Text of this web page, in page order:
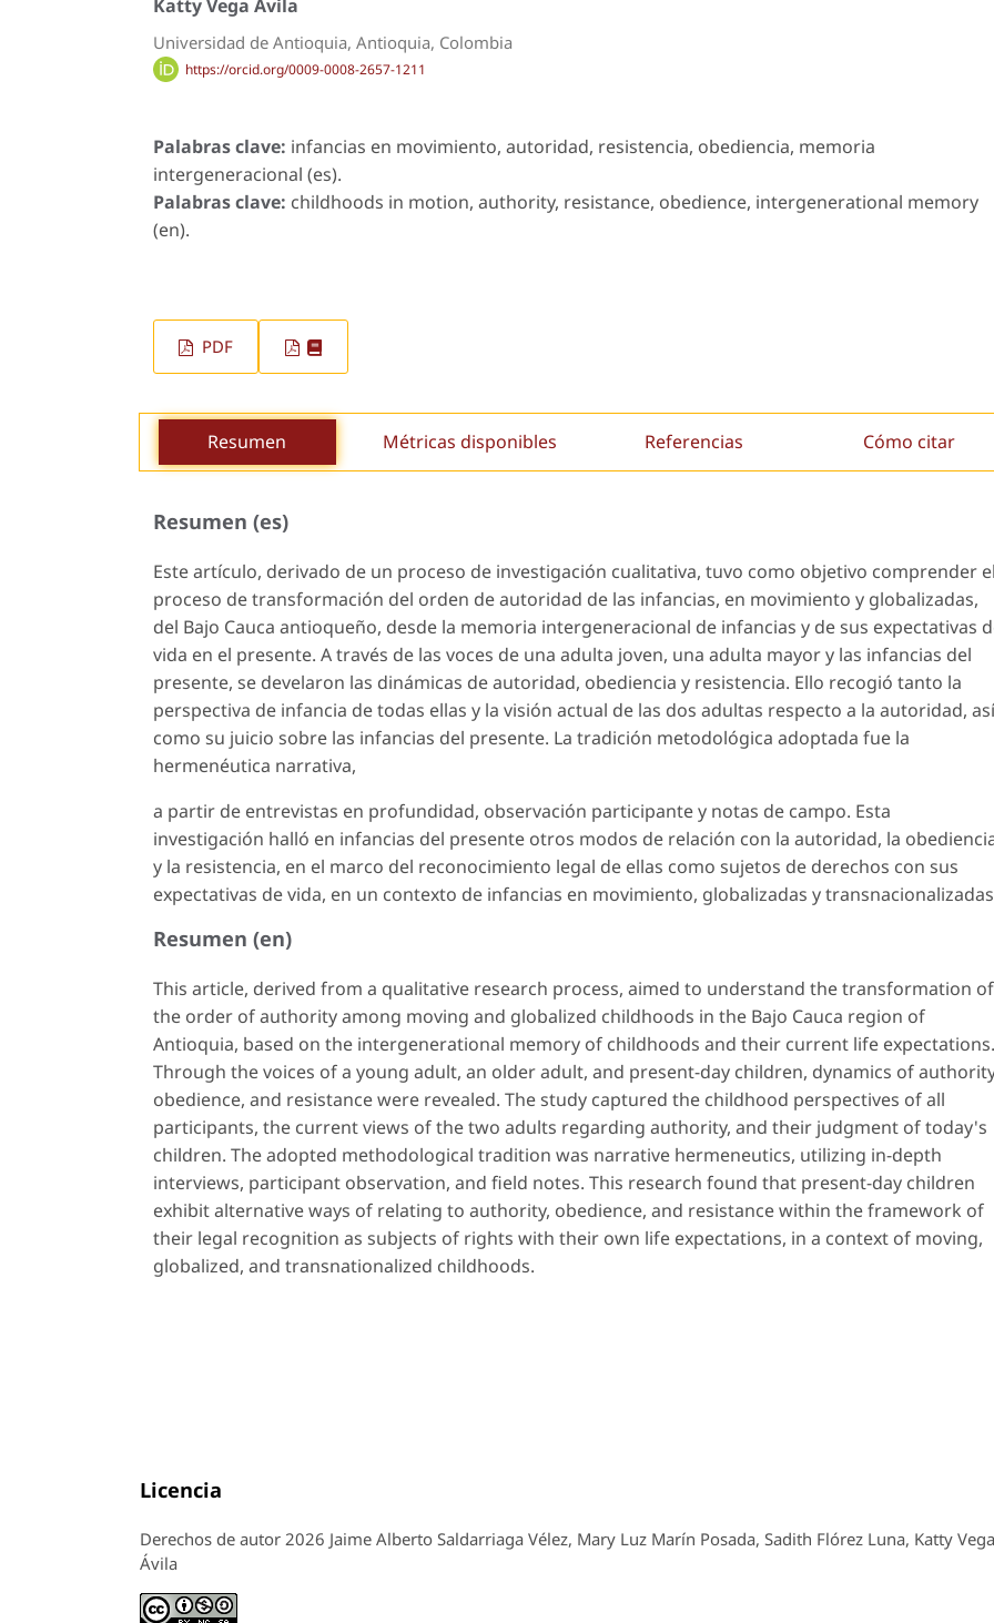
Katty Vega Ávila
Universidad de Antioquia, Antioquia, Colombia
https://orcid.org/0009-0008-2657-1211
Palabras clave: infancias en movimiento, autoridad, resistencia, obediencia, memoria
intergeneracional (es).
Palabras clave: childhoods in motion, authority, resistance, obedience, intergenerational memory
(en).
PDF
Resumen Métricas disponibles Referencias Cómo citar
Resumen (es)
Este artículo, derivado de un proceso de investigación cualitativa, tuvo como objetivo comprender
proceso de transformación del orden de autoridad de las infancias, en movimiento y globalizadas,
del Bajo Cauca antioqueño, desde la memoria intergeneracional de infancias y de sus expectativas
vida en el presente. A través de las voces de una adulta joven, una adulta mayor y las infancias del
presente, se develaron las dinámicas de autoridad, obediencia y resistencia. Ello recogió tanto la
perspectiva de infancia de todas ellas y la visión actual de las dos adultas respecto a la autoridad, así
como su juicio sobre las infancias del presente. La tradición metodológica adoptada fue la
hermenéutica narrativa,
a partir de entrevistas en profundidad, observación participante y notas de campo. Esta
investigación halló en infancias del presente otros modos de relación con la autoridad, la
y la resistencia, en el marco del reconocimiento legal de ellas como sujetos de derechos con sus
expectativas de vida, en un contexto de infancias en movimiento, globalizadas y
Resumen (en)
This article, derived from a qualitative research process, aimed to understand the transformation of
the order of authority among moving and globalized childhoods in the Bajo Cauca region of
Antioquia, based on the intergenerational memory of childhoods and their current life expectations.
Through the voices of a young adult, an older adult, and present-day children, dynamics of
obedience, and resistance were revealed. The study captured the childhood perspectives of all
participants, the current views of the two adults regarding authority, and their judgment of today's
children. The adopted methodological tradition was narrative hermeneutics, utilizing in-depth
interviews, participant observation, and field notes. This research found that present-day children
exhibit alternative ways of relating to authority, obedience, and resistance within the framework of
their legal recognition as subjects of rights with their own life expectations, in a context of moving,
globalized, and transnationalized childhoods.
Licencia
Derechos de autor 2026 Jaime Alberto Saldarriaga Vélez, Mary Luz Marín Posada, Sadith Flórez Luna, Katty Vega
Ávila